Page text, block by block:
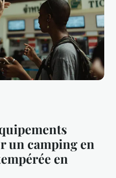
un camping en
en